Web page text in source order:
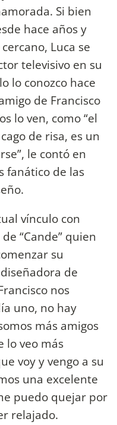
Si bien
hace años y
Luca se
televisivo en su
lo conozco hace
de Francisco
lo ven, como “el
de risa, es un
le contó en
fanático de las
vínculo con
“Cande” quien
su
de
nos
uno, no hay
más amigos
lo veo más
voy y vengo a su
una excelente
puedo quejar por
relajado.